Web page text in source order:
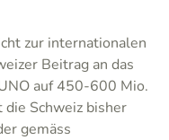
zur internationalen
Beitrag an das
auf 450-600 Mio.
Schweiz bisher
gemäss